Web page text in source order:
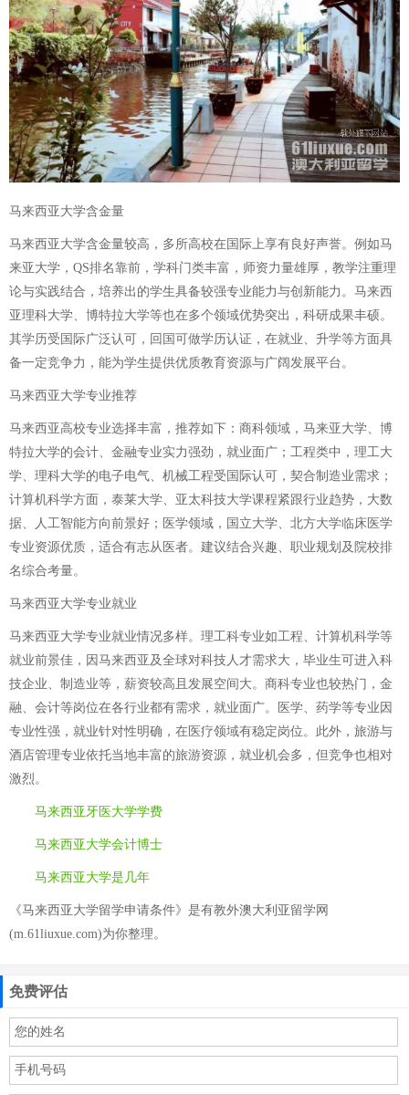
马来西亚大学含金量
马来西亚大学含金量较高，多所高校在国际上享有良好声誉。例如马
来亚大学，QS排名靠前，学科门类丰富，师资力量雄厚，教学注重理
论与实践结合，培养出的学生具备较强专业能力与创新能力。马来西
亚理科大学、博特拉大学等也在多个领域优势突出，科研成果丰硕。
其学历受国际广泛认可，回国可做学历认证，在就业、升学等方面具
备一定竞争力，能为学生提供优质教育资源与广阔发展平台。
马来西亚大学专业推荐
马来西亚高校专业选择丰富，推荐如下：商科领域，马来亚大学、博
特拉大学的会计、金融专业实力强劲，就业面广；工程类中，理工大
学、理科大学的电子电气、机械工程受国际认可，契合制造业需求；
计算机科学方面，泰莱大学、亚太科技大学课程紧跟行业趋势，大数
据、人工智能方向前景好；医学领域，国立大学、北方大学临床医学
专业资源优质，适合有志从医者。建议结合兴趣、职业规划及院校排
名综合考量。
马来西亚大学专业就业
马来西亚大学专业就业情况多样。理工科专业如工程、计算机科学等
就业前景佳，因马来西亚及全球对科技人才需求大，毕业生可进入科
技企业、制造业等，薪资较高且发展空间大。商科专业也较热门，金
融、会计等岗位在各行业都有需求，就业面广。医学、药学等专业因
专业性强，就业针对性明确，在医疗领域有稳定岗位。此外，旅游与
酒店管理专业依托当地丰富的旅游资源，就业机会多，但竞争也相对
激烈。
马来西亚牙医大学学费
马来西亚大学会计博士
马来西亚大学是几年
《马来西亚大学留学申请条件》是有教外澳大利亚留学网
(m.61liuxue.com)为你整理。
免费评估